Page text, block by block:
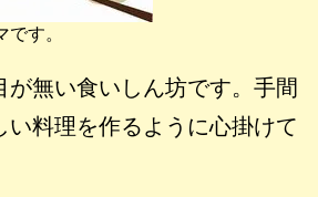
す。
が無い食いしん坊です。手間
い料理を作るように心掛けて